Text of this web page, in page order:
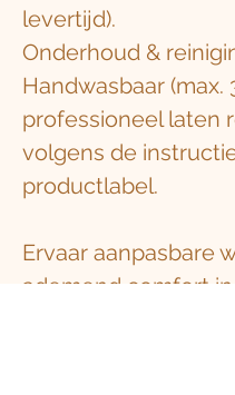
levertijd).
Onderhoud &
Handwasbaar (max.
professioneel laten
volgens de
productlabel.
Ervaar aanpasbare
ademend comfort